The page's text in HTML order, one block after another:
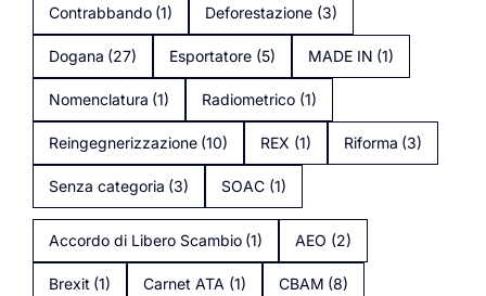
Contrabbando (1) Deforestazione (3)
Dogana (27) Esportatore (5) MADE IN (1)
Nomenclatura (1) Radiometrico (1)
Reingegnerizzazione (10) REX (1) Riforma (3)
Senza categoria (3) SOAC (1)
Accordo di Libero Scambio (1) AEO (2)
Brexit (1) Carnet ATA (1) CBAM (8)